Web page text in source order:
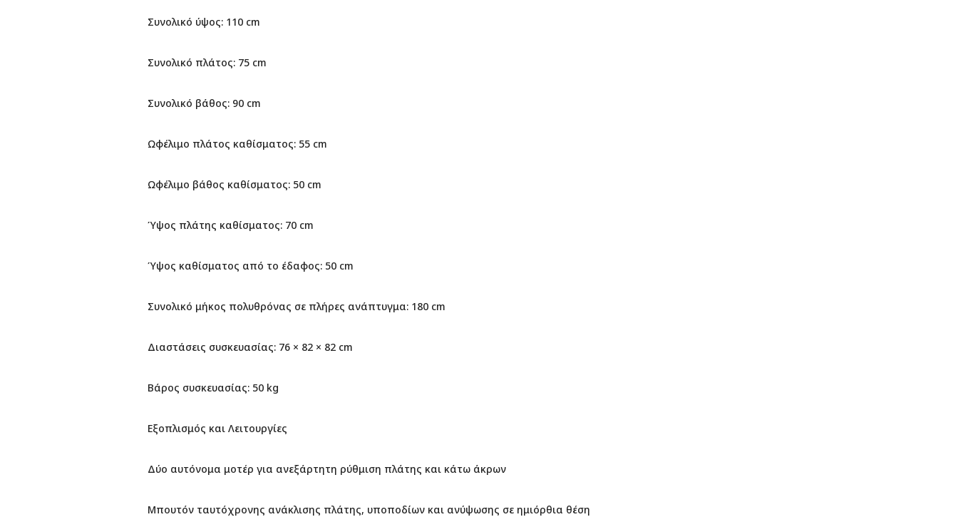
Συνολικό ύψος: 110 cm
Συνολικό πλάτος: 75 cm
Συνολικό βάθος: 90 cm
Ωφέλιμο πλάτος καθίσματος: 55 cm
Ωφέλιμο βάθος καθίσματος: 50 cm
Ύψος πλάτης καθίσματος: 70 cm
Ύψος καθίσματος από το έδαφος: 50 cm
Συνολικό μήκος πολυθρόνας σε πλήρες ανάπτυγμα: 180 cm
Διαστάσεις συσκευασίας: 76 × 82 × 82 cm
Βάρος συσκευασίας: 50 kg
Εξοπλισμός και Λειτουργίες
Δύο αυτόνομα μοτέρ για ανεξάρτητη ρύθμιση πλάτης και κάτω άκρων
Μπουτόν ταυτόχρονης ανάκλισης πλάτης, υποποδίων και ανύψωσης σε ημιόρθια θέση